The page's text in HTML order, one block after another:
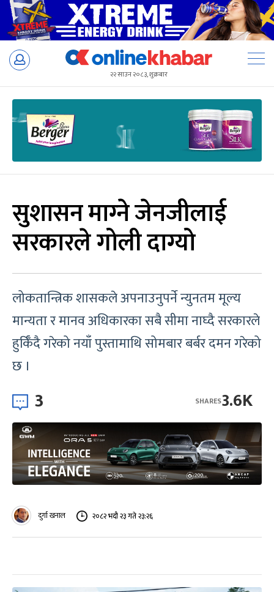
Skip
२२ साउन २०८३, शुक्रबार
सुशासन माग्‍ने जेनजीलाई
सरकारले गोली दाग्यो
लोकतान्त्रिक शासकले अपनाउनुपर्ने न्युनतम मूल्य
मान्यता र मानव अधिकारका सबै सीमा नाघ्दै सरकारले
हुर्किँदै गरेको नयाँ पुस्तामाथि सोमबार बर्बर दमन गरेको
छ ।
3 3.6K
SHARES
दुर्गा खनाल २०८२ भदौ २३ गते २३:२६